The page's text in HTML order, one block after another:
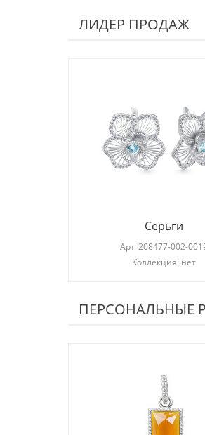
ЛИДЕР ПРОДАЖ
Серьги
Арт. 208477-002-
Коллекция: нет
ПЕРСОНАЛЬНЫЕ